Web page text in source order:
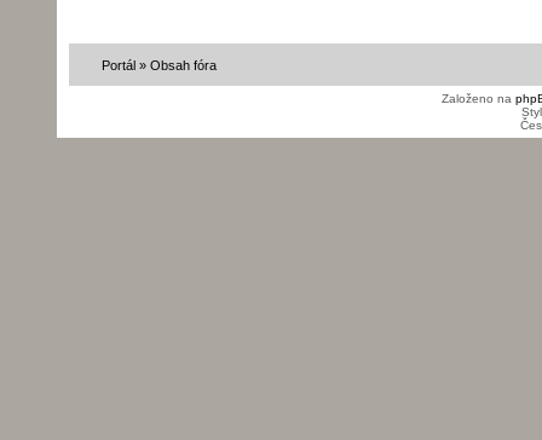
Portál» Obsah fóra
Založeno na